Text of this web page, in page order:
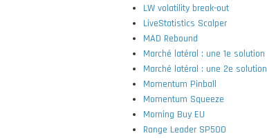
LW volatility break-out
LiveStatistics Scalper
MAD Rebound
Marché latéral : une 1e solution
Marché latéral : une 2e solution
Momentum Pinball
Momentum Squeeze
Morning Buy EU
Range Leader SP500